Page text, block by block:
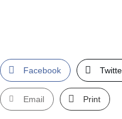
Facebook
Email Print